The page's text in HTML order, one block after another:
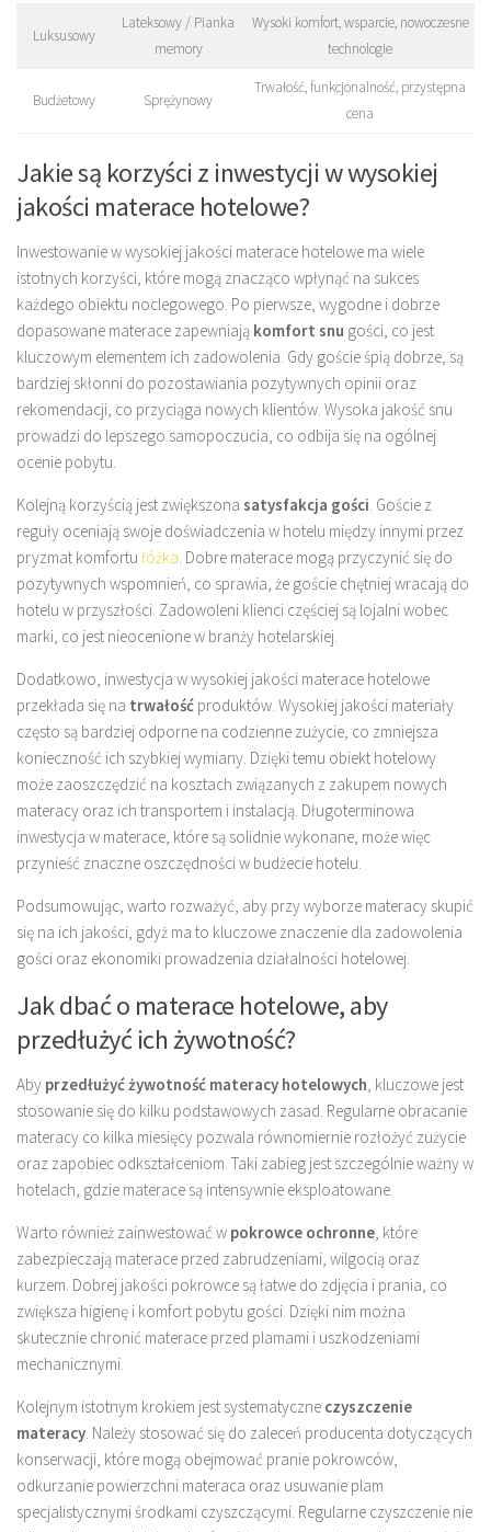
Luksusowy
Lateksowy / Pianka
memory
Wysoki komfort, wsparcie, nowoczesne
technologie
Budżetowy Sprężynowy
Trwałość, funkcjonalność, przystępna
cena
Jakie są korzyści z inwestycji w wysokiej
jakości materace hotelowe?
Inwestowanie w wysokiej jakości materace hotelowe ma wiele
istotnych korzyści, które mogą znacząco wpłynąć na sukces
każdego obiektu noclegowego. Po pierwsze, wygodne i dobrze
dopasowane materace zapewniają komfort snu gości, co jest
kluczowym elementem ich zadowolenia. Gdy goście śpią dobrze, są
bardziej skłonni do pozostawiania pozytywnych opinii oraz
rekomendacji, co przyciąga nowych klientów. Wysoka jakość snu
prowadzi do lepszego samopoczucia, co odbija się na ogólnej
ocenie pobytu.
Kolejną korzyścią jest zwiększona satysfakcja gości . Goście z
reguły oceniają swoje doświadczenia w hotelu między innymi przez
pryzmat komfortu łóżka . Dobre materace mogą przyczynić się do
pozytywnych wspomnień, co sprawia, że goście chętniej wracają do
hotelu w przyszłości. Zadowoleni klienci częściej są lojalni wobec
marki, co jest nieocenione w branży hotelarskiej.
Dodatkowo, inwestycja w wysokiej jakości materace hotelowe
przekłada się na trwałość produktów. Wysokiej jakości materiały
często są bardziej odporne na codzienne zużycie, co zmniejsza
konieczność ich szybkiej wymiany. Dzięki temu obiekt hotelowy
może zaoszczędzić na kosztach związanych z zakupem nowych
materacy oraz ich transportem i instalacją. Długoterminowa
inwestycja w materace, które są solidnie wykonane, może więc
przynieść znaczne oszczędności w budżecie hotelu.
Podsumowując, warto rozważyć, aby przy wyborze materacy skupić
się na ich jakości, gdyż ma to kluczowe znaczenie dla zadowolenia
gości oraz ekonomiki prowadzenia działalności hotelowej.
Jak dbać o materace hotelowe, aby
przedłużyć ich żywotność?
Aby przedłużyć żywotność materacy hotelowych , kluczowe jest
stosowanie się do kilku podstawowych zasad. Regularne obracanie
materacy co kilka miesięcy pozwala równomiernie rozłożyć zużycie
oraz zapobiec odkształceniom. Taki zabieg jest szczególnie ważny w
hotelach, gdzie materace są intensywnie eksploatowane.
Warto również zainwestować w pokrowce ochronne , które
zabezpieczają materace przed zabrudzeniami, wilgocią oraz
kurzem. Dobrej jakości pokrowce są łatwe do zdjęcia i prania, co
zwiększa higienę i komfort pobytu gości. Dzięki nim można
skutecznie chronić materace przed plamami i uszkodzeniami
mechanicznymi.
Kolejnym istotnym krokiem jest systematyczne czyszczenie
materacy . Należy stosować się do zaleceń producenta dotyczących
konserwacji, które mogą obejmować pranie pokrowców,
odkurzanie powierzchni materaca oraz usuwanie plam
specjalistycznymi środkami czyszczącymi. Regularne czyszczenie nie